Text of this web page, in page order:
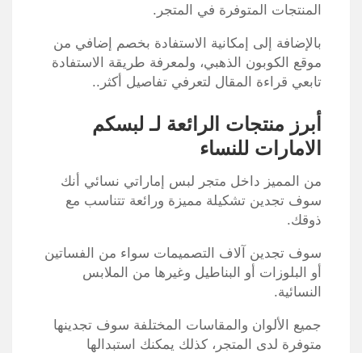
المنتجات المتوفرة في المتجر.
بالإضافة إلى إمكانية الاستفادة بخصم إضافي من
موقع الكوبون الذهبي، ولمعرفة طريقة الاستفادة
تابعي قراءة المقال لتعرفي تفاصيل أكثر..
أبرز منتجات الرائعة لـ لبسكم
الامارات للنساء
من المميز داخل متجر لبس إماراتي نسائي أنك
سوف تجدين تشكيلة مميزة ورائعة تتناسب مع
ذوقك.
سوف تجدين آلاف التصميمات سواء من الفساتين
أو البلوزات أو البناطيل وغيرها من الملابس
النسائية.
جميع الألوان والمقاسات المختلفة سوف تجدينها
متوفرة لدى المتجر، كذلك يمكنك استبدالها